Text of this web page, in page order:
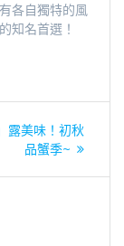
各自獨特的風
知名首選！
露美味！初秋
品蟹季~